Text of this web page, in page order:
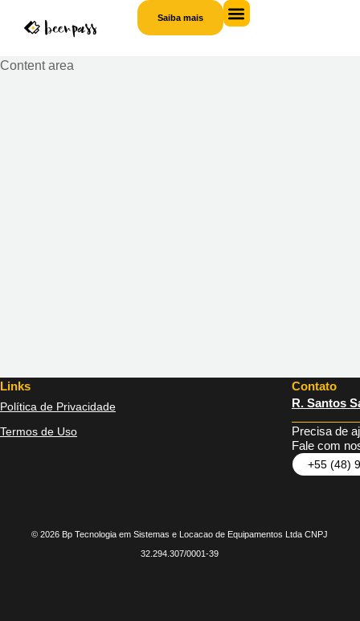
Saiba mais
Content area
Links
Política de Privacidade
Termos de Uso
Contato
R. Santos
Precisa de
Fale com
+55 (48)
© 2026 Bp Tecnologia em Sistemas e Locacao de Equipamentos Ltda CNPJ
32.294.307/0001-39